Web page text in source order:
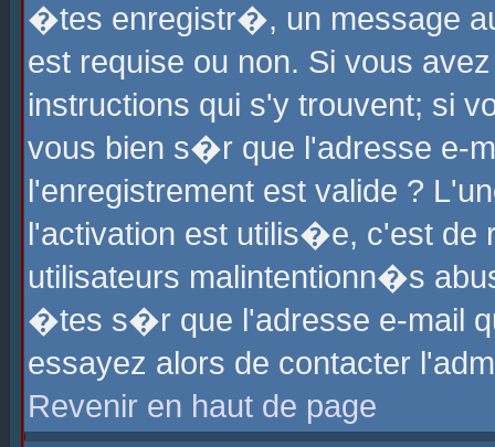
�tes enregistr�, un message
est requise ou non. Si vous
instructions qui s'y trouvent; si
vous bien s�r que l'adresse e-
l'enregistrement est valide ?
l'activation est utilis�e, c'est
utilisateurs malintentionn�s
�tes s�r que l'adresse e-mail
essayez alors de contacter
Revenir en haut de page